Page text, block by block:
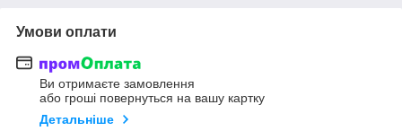
Умови оплати
Ви отримаєте замовлення
або гроші повернуться на вашу картку
Детальніше